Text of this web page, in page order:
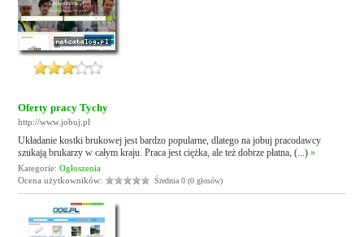
Oferty pracy Tychy
http://www.jobuj.pl
Układanie kostki brukowej jest bardzo popularne, dlatego na jobuj pracodawcy
szukają brukarzy w całym kraju. Praca jest ciężka, ale też dobrze płatna, (...)»
Kategorie:Ogłoszenia
Ocena użytkowników:
Średnia 0 (0 głosów)